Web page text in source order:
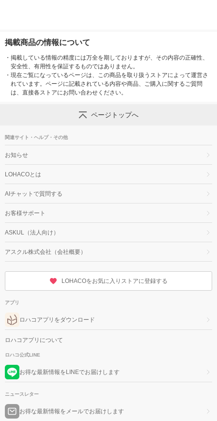
掲載商品の情報について
・ 掲載している情報の精度には万全を期しておりますが、その内容の正確性、
安全性、有用性を保証するものではありません。
・ 現在ご覧になっているページは、この商品を取り扱うストアによって運営さ
れています。ページに記載されている内容や商品、ご購入に関するご質問
は、直接各ストアにお問い合わせください。
ページトップへ
関連サイト・ヘルプ・その他
お知らせ
LOHACOとは
AIチャットで質問する
お客様サポート
ASKUL（法人向け）
アスクル株式会社（会社概要）
LOHACOをお気に入りストアに登録する
アプリ
ロハコアプリをダウンロード
ロハコアプリについて
ロハコ公式LINE
お得な最新情報をLINEでお届けします
ニュースレター
お得な最新情報をメールでお届けします